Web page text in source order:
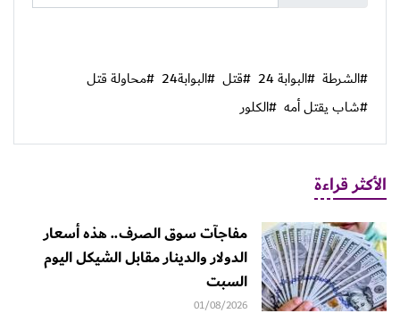
#الشرطة #البوابة 24 #قتل #البوابة24
#محاولة قتل
#شاب يقتل أمه #الكلور
الأكثر قراءة
مفاجآت سوق الصرف.. هذه أسعار
الدولار والدينار مقابل الشيكل اليوم
السبت
01/08/2026